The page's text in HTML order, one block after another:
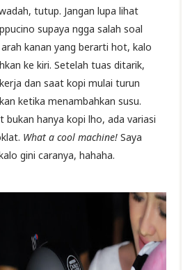
tutup. Jangan lupa lihat
supaya ngga salah soal
kanan yang berarti hot, kalo
ke kiri. Setelah tuas ditarik,
dan saat kopi mulai turun
ketika menambahkan susu.
bukan hanya kopi lho, ada variasi
What a cool machine! Saya
gini caranya, hahaha.